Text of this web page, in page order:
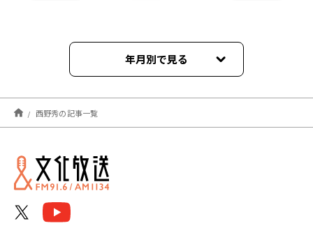
年月別で見る
2024年10月
2024年06月
2024年05月
西野秀の記事一覧